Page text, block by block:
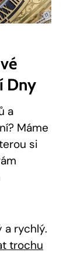
Dny
a
Máme
si
a rychlý.
trochu